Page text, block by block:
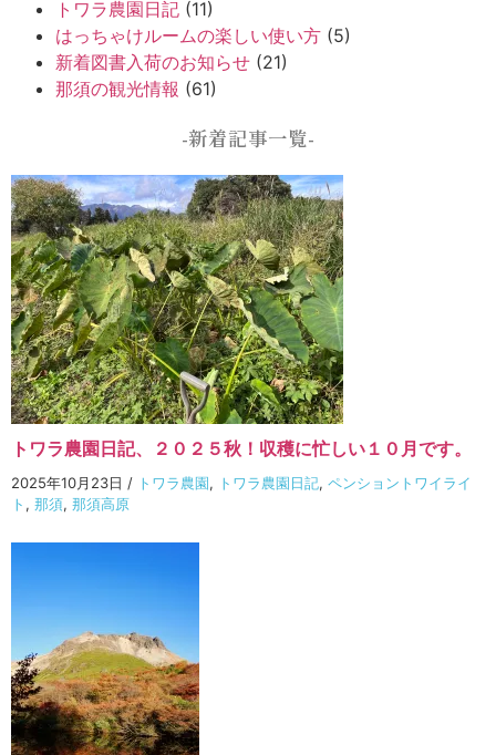
トワラ農園日記 (11)
はっちゃけルームの楽しい使い方 (5)
新着図書入荷のお知らせ (21)
那須の観光情報 (61)
-新着記事一覧-
トワラ農園日記、２０２５秋！収穫に忙しい１０月です。
2025年10月23日 / トワラ農園, トワラ農園日記, ペンショントワイライ
ト , 那須, 那須高原